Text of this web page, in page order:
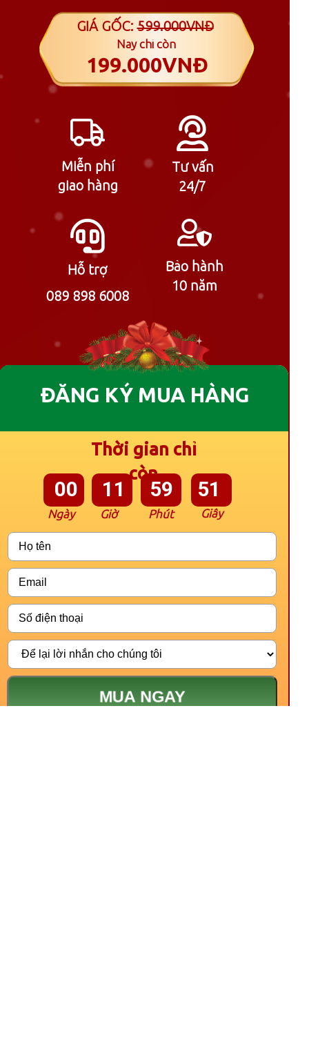
GIÁ GỐC:599.000VNĐ
Nay chỉ còn
199.000VNĐ
Tư vấn
24/7
Hỗ trợ
089 898 6008
Bảo hành
10 năm
Miễn phí
giao hàng
ĐĂNG KÝ MUA HÀNG
Thời gian chỉ
còn
00 11 59 50
Ngày Giờ Phút Giây
MUA NGAY